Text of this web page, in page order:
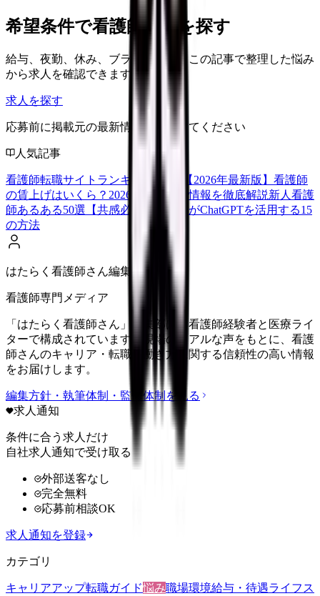
希望条件で看護師求人を探す
給与、夜勤、休み、ブランクなど、この記事で整理した悩み
から求人を確認できます。
求人を探す
応募前に掲載元の最新情報を確認してください
人気記事
看護師転職サイトランキングTOP5【2026年最新版】 看護師
の賃上げはいくら？2026年度の最新情報を徹底解説新人看護
師あるある50選【共感必至】
看護師がChatGPTを活用する15
の方法
はたらく看護師さん編集部
看護師専門メディア
「はたらく看護師さん」編集部は、看護師経験者と医療ライ
ターで構成されています。現場のリアルな声をもとに、看護
師さんのキャリア・転職・働き方に関する信頼性の高い情報
をお届けします。
編集方針・執筆体制・監修体制を見る
求人通知
条件に合う求人だけ
自社求人通知で受け取る
外部送客なし
完全無料
応募前相談OK
求人通知を登録
カテゴリ
キャリアアップ転職ガイド悩み職場環境給与・待遇ライフス